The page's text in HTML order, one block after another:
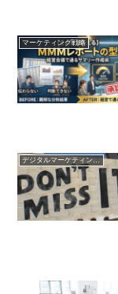
マーケティング戦略
デジタルマーケティング基礎